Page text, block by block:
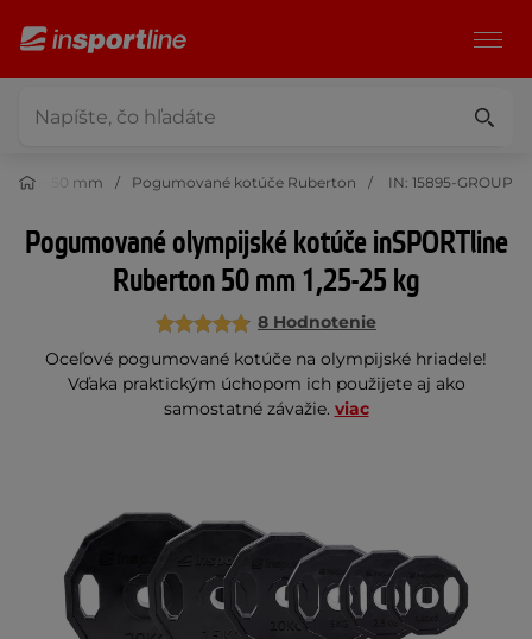
50 mm Pogumované kotúče Ruberton IN: 15895-GROUP
Pogumované olympijské kotúče inSPORTline
Ruberton 50 mm 1,25-25 kg
8 Hodnotenie
Oceľové pogumované kotúče na olympijské hriadele!
Vďaka praktickým úchopom ich použijete aj ako
samostatné závažie. viac